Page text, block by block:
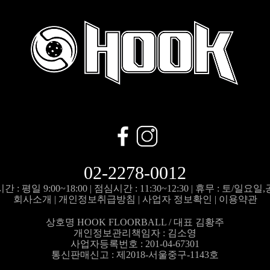
02-2278-0012
간 : 평일 9:00~18:00 | 점심시간 : 11:30~12:30 | 휴무 : 토/일요일,
회사소개 | 개인정보취급방침 | 사업자 정보확인 | 이용약관
상호명 HOOK FLOORBALL / 대표 김황주
개인정보관리책임자 : 김소영
사업자등록번호 : 201-04-67301
통신판매신고 : 제2018-서울중구-1143호